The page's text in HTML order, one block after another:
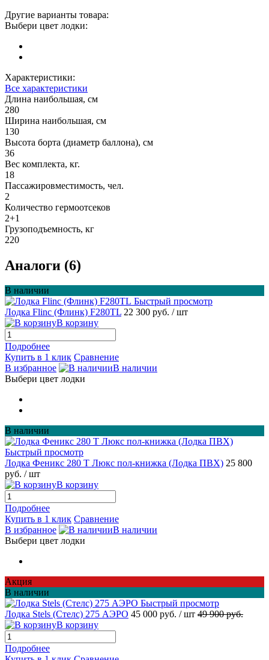
Другие варианты товара:
Выбери цвет лодки:
Характеристики:
Все характеристики
Длина наибольшая, см
280
Ширина наибольшая, см
130
Высота борта (диаметр баллона), см
36
Вес комплекта, кг.
18
Пассажировместимость, чел.
2
Количество гермоотсеков
2+1
Грузоподъемность, кг
220
Аналоги (6)
В наличии
Быстрый просмотр
Лодка Flinc (Флинк) F280TL 22 300 руб. / шт
В корзину
Подробнее
Купить в 1 клик Сравнение
В избранное
В наличии
Выбери цвет лодки
В наличии
Быстрый просмотр
Лодка Феникс 280 Т Люкс пол-книжка (Лодка ПВХ) 25 800
руб. / шт
В корзину
Подробнее
Купить в 1 клик Сравнение
В избранное
В наличии
Выбери цвет лодки
Акция
В наличии
Быстрый просмотр
Лодка Stels (Стелс) 275 АЭРО 45 000 руб. / шт 49 900 руб.
В корзину
Подробнее